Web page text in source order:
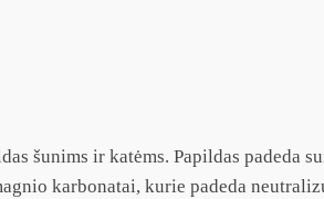
šunims ir katėms. Papildas padeda
karbonatai, kurie padeda